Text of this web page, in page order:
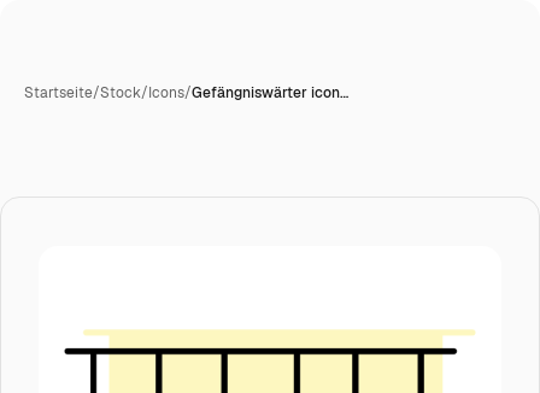
Startseite/Stock/Icons/Gefängniswärter icon…